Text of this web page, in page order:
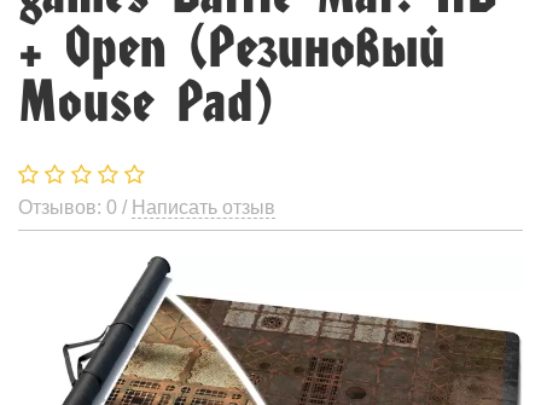
+ Open (Резиновый
Mouse Pad)
Отзывов: 0 / Написать отзыв